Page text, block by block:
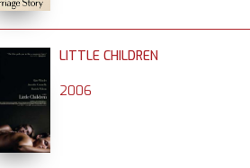
LITTLE CHILDREN
2006